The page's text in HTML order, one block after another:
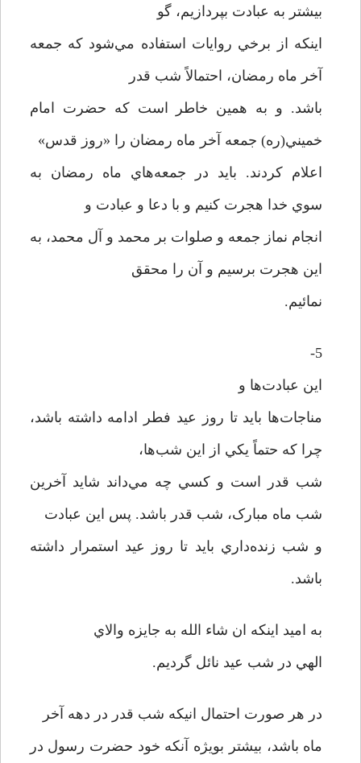
بيشتر به عبادت بپردازيم، گو
اينکه از برخي روايات استفاده مي‌شود که جمعه
آخر ماه رمضان، احتمالاً شب قدر
باشد. و به همين خاطر است که حضرت امام
خميني(ره) جمعه آخر ماه رمضان را «روز قدس»
اعلام کردند. بايد در جمعه‌هاي ماه رمضان به
سوي خدا هجرت کنيم و با دعا و عبادت و
انجام نماز جمعه و صلوات بر محمد و آل محمد، به
اين هجرت برسيم و آن را محقق
نمائيم.
5-
اين عبادت‌ها و
مناجات‌ها بايد تا روز عيد فطر ادامه داشته باشد،
چرا که حتماً يکي از اين شب‌ها،
شب قدر است و کسي چه مي‌داند شايد آخرين
شب ماه مبارک، شب قدر باشد. پس اين عبادت
و شب زنده‌داري بايد تا روز عيد استمرار داشته
باشد.
به اميد اينکه ان شاء الله به جايزه والاي
الهي در شب عيد نائل گرديم.
در هر صورت احتمال انيکه شب قدر در دهه آخر
ماه باشد، بيشتر بويژه آنکه خود حضرت رسول در